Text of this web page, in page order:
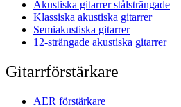
Akustiska gitarrer stålsträngade
Klassiska akustiska gitarrer
Semiakustiska gitarrer
12-strängade akustiska gitarrer
Gitarrförstärkare
AER förstärkare